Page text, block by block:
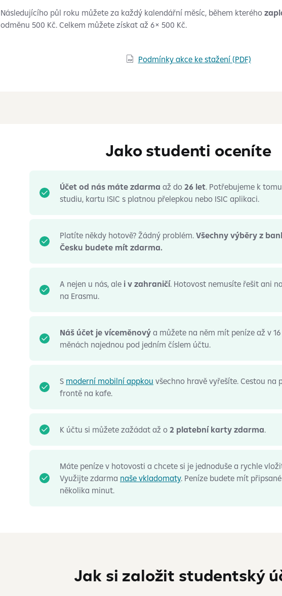
Následujícího půl roku můžete za každý kalendářní měsíc, během kterého
odměnu 500 Kč. Celkem můžete získat až 6× 500 Kč.
 Podmínky akce ke stažení (PDF)
Jako studenti oceníte
Účet od nás máte zdarma až do 26 let. Potřebujeme k
studiu, kartu ISIC s platnou přelepkou nebo ISIC aplikaci.
Platíte někdy hotově? Žádný problém. Všechny výběry z
Česku budete mít zdarma.
A nejen u nás, ale i v zahraničí. Hotovost nemusíte řešit ani
na Erasmu.
Náš účet je víceměnový a můžete na něm mít peníze až v
měnách najednou pod jedním číslem účtu.
S moderní mobilní appkou všechno hravě vyřešíte. Cestou na
frontě na kafe.
K účtu si můžete zažádat až o 2 platební karty zdarma.
Máte peníze v hotovosti a chcete si je jednoduše a rychle
Využijte zdarma naše vkladomaty. Peníze budete mít
několika minut.
Jak si založit studentský